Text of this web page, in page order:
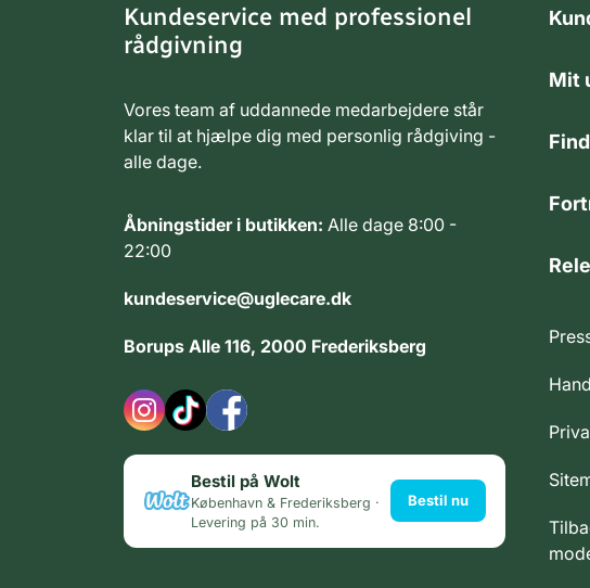
Kundeservice med professionel
rådgivning
Vores team af uddannede medarbejdere står
klar til at hjælpe dig med personlig rådgiving -
alle dage.
Åbningstider i butikken: Alle dage 8:00 -
22:00
kundeservice@uglecare.dk
Borups Alle 116, 2000 Frederiksberg
Bestil på Wolt
København & Frederiksberg ·
Levering på 30 min.
Bestil nu
Mit